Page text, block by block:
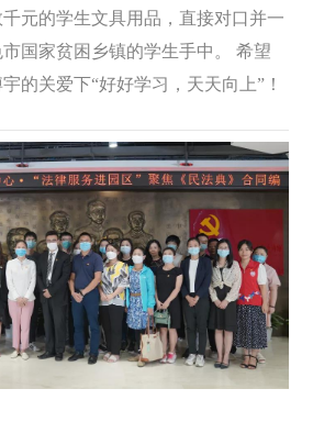
元的学生文具用品，直接对口并一
国家贫困乡镇的学生手中。 希望
的关爱下“好好学习，天天向上”！